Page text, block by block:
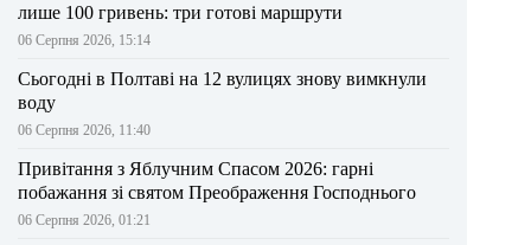
лише 100 гривень: три готові маршрути
06 Серпня 2026, 15:14
Сьогодні в Полтаві на 12 вулицях знову вимкнули
воду
06 Серпня 2026, 11:40
Привітання з Яблучним Спасом 2026: гарні
побажання зі святом Преображення Господнього
06 Серпня 2026, 01:21